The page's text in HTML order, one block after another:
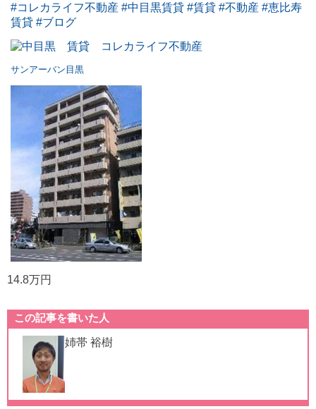
#コレカライフ不動産 #中目黒賃貸 #賃貸 #不動産 #恵比寿
賃貸 #ブログ
サンアーバン目黒
14.8万円
この記事を書いた人
姉帯 裕樹